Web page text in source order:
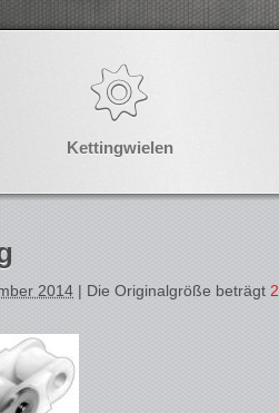
Kettingwielen
2014 | Die Originalgröße beträgt